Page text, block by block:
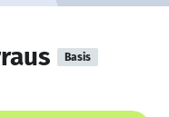
Basis